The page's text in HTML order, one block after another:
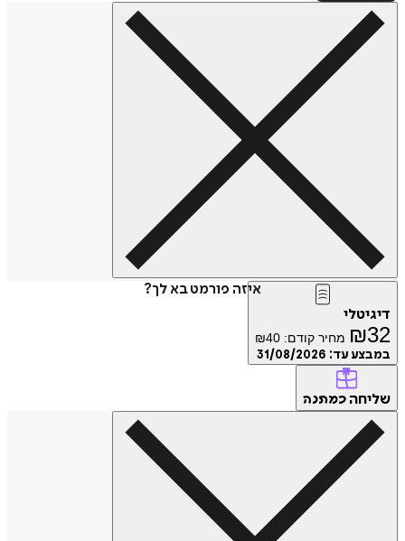
איזה פורמט בא לך?
דיגיטלי
₪32 מחיר קודם: ₪40
במבצע עד: 31/08/2026
שליחה כמתנה